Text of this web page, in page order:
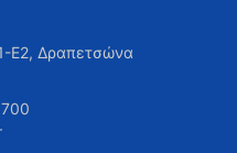
Ε2, Δραπετσώνα